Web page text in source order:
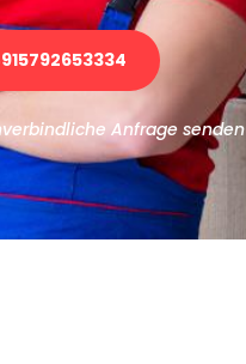
Anfrage senden